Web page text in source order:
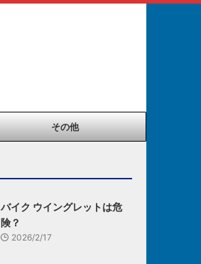
その他
バイク ウイングレットは危
険？
2026/2/17